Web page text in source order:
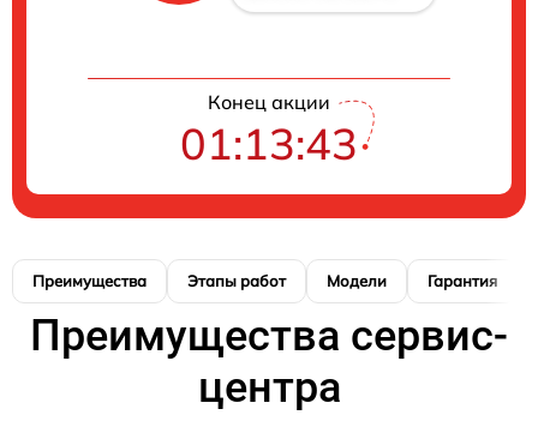
Конец акции
01:13:42
Преимущества Этапы работ Модели Гарантия
Преимущества сервис-
центра